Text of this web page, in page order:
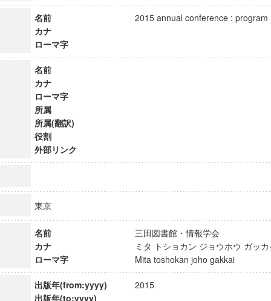
名前
2015 annual conference :
カナ
ローマ字
名前
カナ
ローマ字
所属
所属(翻訳)
役割
外部リンク
東京
名前
三田図書館・情報学会
カナ
ミタ トショカン ジョウホウ ガ
ローマ字
Mita toshokan joho gakkai
出版年(from:yyyy)
2015
出版年(to:yyyy)